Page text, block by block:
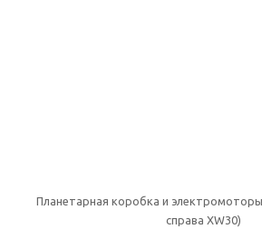
Планетарная коробка и электромоторы
справа XW30)